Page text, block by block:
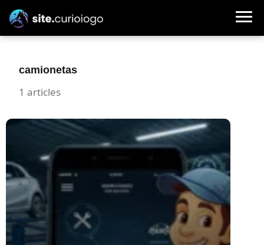
camionetas
1 articles